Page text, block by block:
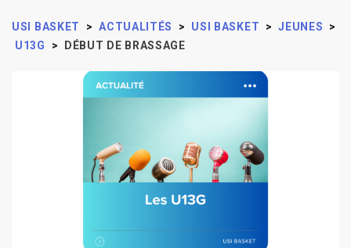
USI BASKET > ACTUALITÉS > USI BASKET > JEUNES
>
U13G
> DÉBUT DE BRASSAGE